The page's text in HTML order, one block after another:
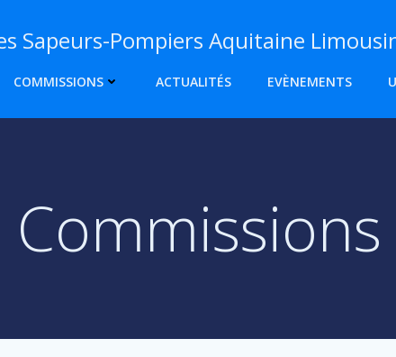
Sapeurs-Pompiers Aquitaine
COMMISSIONS ACTUALITÉS EVÈNEMENTS